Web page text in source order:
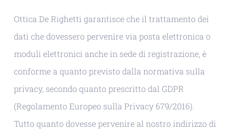
Ottica De Righetti garantisce che il trattamento dei
dati che dovessero pervenire via posta elettronica o
moduli elettronici anche in sede di registrazione, è
conforme a quanto previsto dalla normativa sulla
privacy, secondo quanto prescritto dal GDPR
(Regolamento Europeo sulla Privacy 679/2016).
Tutto quanto dovesse pervenire al nostro indirizzo di